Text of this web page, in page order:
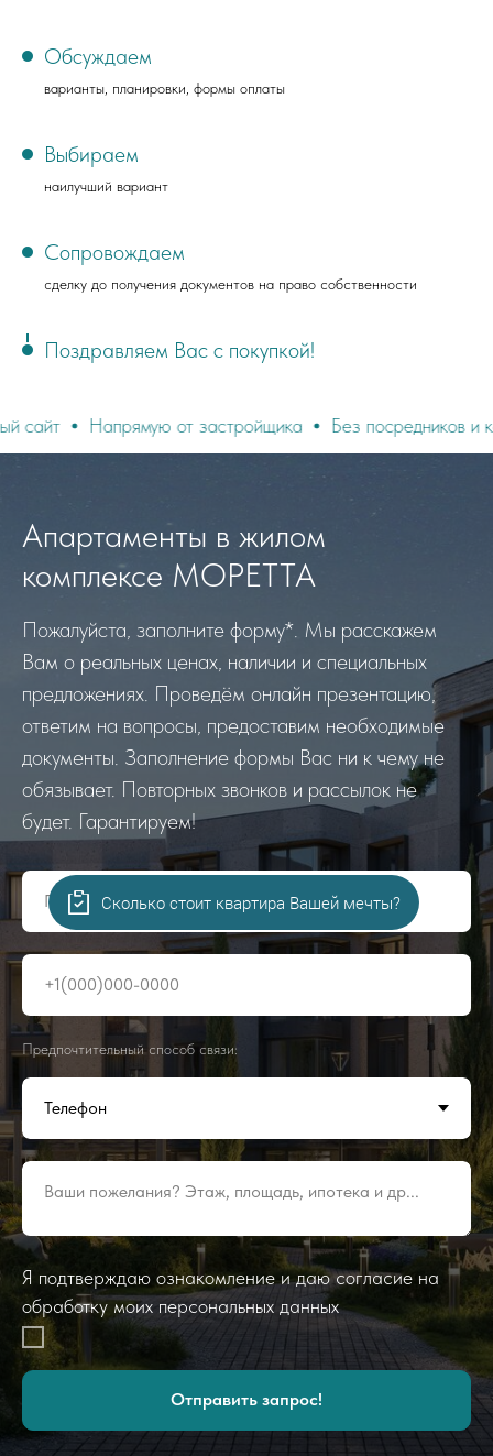
Обсуждаем
варианты, планировки, формы оплаты
Выбираем
наилучший вариант
Сопровождаем
сделку до получения документов на право собственности
Поздравляем Вас с покупкой!
Напрямую от застройщика Без посредников и комиссий!
Апартаменты в жилом
комплексе МОРЕТТА
Пожалуйста, заполните форму*. Мы расскажем
Вам о реальных ценах, наличии и специальных
предложениях. Проведём онлайн презентацию,
ответим на вопросы, предоставим необходимые
документы. Заполнение формы Вас ни к чему не
обязывает. Повторных звонков и рассылок не
будет. Гарантируем!
Представьтесь, пожалуйста!
+1(000)000-0000
Предпочтительный способ связи:
Ваши пожелания? Этаж, площадь, ипотека и др...
Я подтверждаю ознакомление и даю согласие на
обработку моих персональных данных
Отправить запрос!
Сколько стоит квартира Вашей мечты?